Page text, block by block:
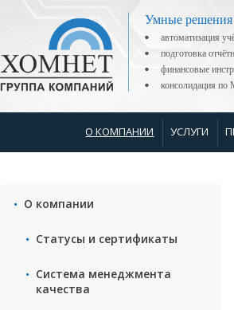
Умные решения
автоматизация
подготовка
финансовые
консолидация
О КОМПАНИИ УСЛУГИ
О компании
Статусы и сертификаты
Система менеджмента
качества